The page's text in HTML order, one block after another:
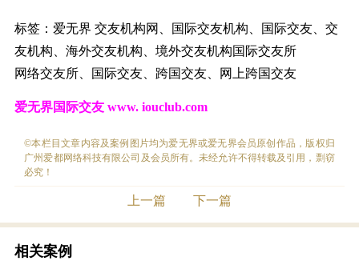
标签：爱无界 交友机构网、国际交友机构、国际交友、交
友机构、海外交友机构、境外交友机构国际交友所
网络交友所、国际交友、跨国交友、网上跨国交友
爱无界国际交友 www. iouclub.com
©本栏目文章内容及案例图片均为爱无界或爱无界会员原创作品，版权归
广州爱都网络科技有限公司及会员所有。未经允许不得转载及引用，剽窃
必究！
上一篇 下一篇
相关案例